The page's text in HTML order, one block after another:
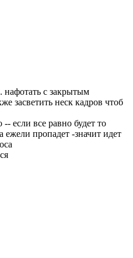
нафотать с закрытым
засветить неск кадров чтоб
если все равно будет то
ежели пропадет -значит идет